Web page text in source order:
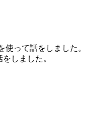
って話をしました。
しました。